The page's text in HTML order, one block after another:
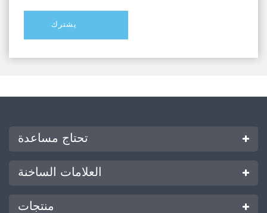
تحتاج مساعدة
العلامات الساخنة
منتجات